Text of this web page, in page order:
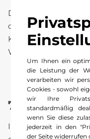
Um Ihnen ein
die Leistung der
verarbeiten wir
Cookies - sowohl
wir Ihre
standardmäßig
wenn Sie diese
jederzeit in den
der Seite widerrufen
Die
durch den
Kontaktdaten
Website
7. Wie
Ihre Daten werden